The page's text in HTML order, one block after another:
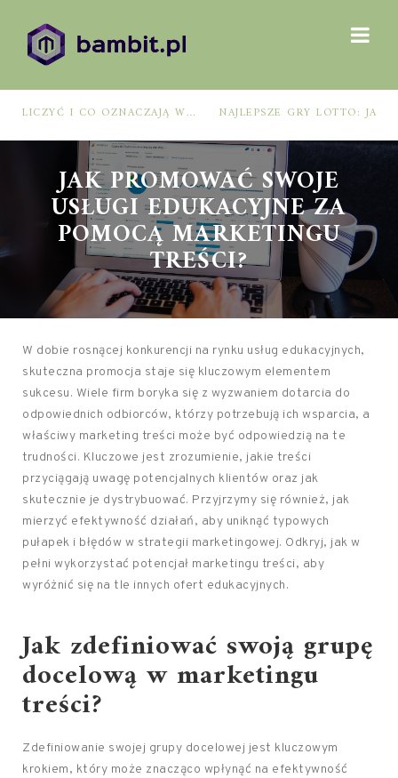
NAJLEPSZE GRY LOTTO: JAK WYBRAĆ, BY ZWIĘKSZYĆ SZANSE NA WYGRANĄ?
JAK PROMOWAĆ SWOJE
USŁUGI EDUKACYJNE ZA
POMOCĄ MARKETINGU
TREŚCI?
W dobie rosnącej konkurencji na rynku usług edukacyjnych,
skuteczna promocja staje się kluczowym elementem
sukcesu. Wiele firm boryka się z wyzwaniem dotarcia do
odpowiednich odbiorców, którzy potrzebują ich wsparcia, a
właściwy marketing treści może być odpowiedzią na te
trudności. Kluczowe jest zrozumienie, jakie treści
przyciągają uwagę potencjalnych klientów oraz jak
skutecznie je dystrybuować. Przyjrzymy się również, jak
mierzyć efektywność działań, aby uniknąć typowych
pułapek i błędów w strategii marketingowej. Odkryj, jak w
pełni wykorzystać potencjał marketingu treści, aby
wyróżnić się na tle innych ofert edukacyjnych.
Jak zdefiniować swoją grupę
docelową w marketingu
treści?
Zdefiniowanie swojej grupy docelowej jest kluczowym
krokiem, który może znacząco wpłynąć na efektywność